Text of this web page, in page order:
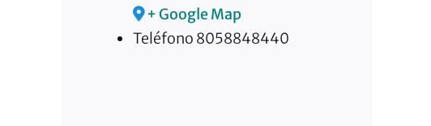
+ Google Map
Teléfono 8058848440